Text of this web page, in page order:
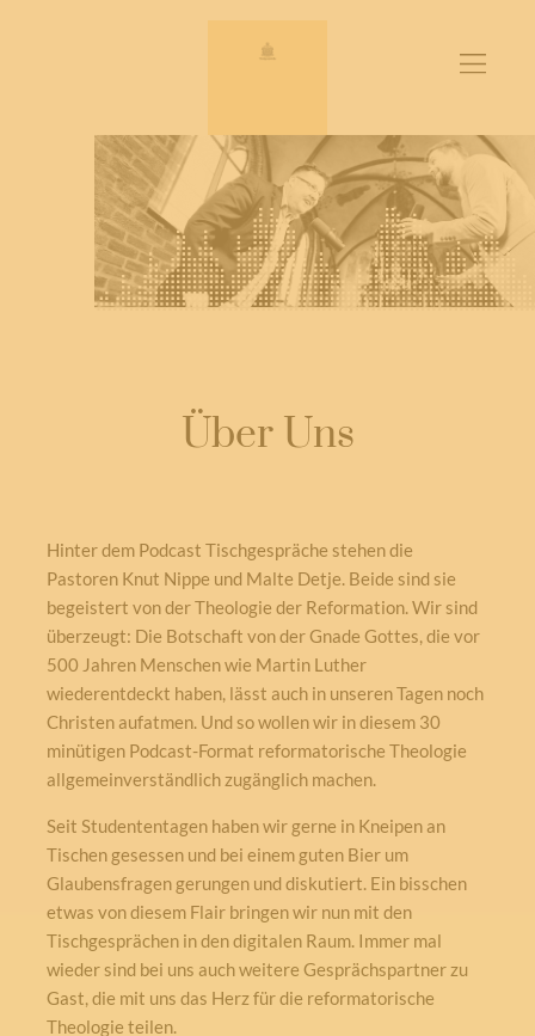
Über Uns
Hinter dem Podcast Tischgespräche stehen die
Pastoren Knut Nippe und Malte Detje. Beide sind sie
begeistert von der Theologie der Reformation. Wir sind
überzeugt: Die Botschaft von der Gnade Gottes, die vor
500 Jahren Menschen wie Martin Luther
wiederentdeckt haben, lässt auch in unseren Tagen noch
Christen aufatmen. Und so wollen wir in diesem 30
minütigen Podcast-Format reformatorische Theologie
allgemeinverständlich zugänglich machen.
Seit Studententagen haben wir gerne in Kneipen an
Tischen gesessen und bei einem guten Bier um
Glaubensfragen gerungen und diskutiert. Ein bisschen
etwas von diesem Flair bringen wir nun mit den
Tischgesprächen in den digitalen Raum. Immer mal
wieder sind bei uns auch weitere Gesprächspartner zu
Gast, die mit uns das Herz für die reformatorische
Theologie teilen.